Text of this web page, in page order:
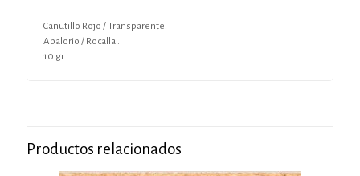
Canutillo Rojo / Transparente.
Abalorio / Rocalla .
10 gr.
Productos relacionados